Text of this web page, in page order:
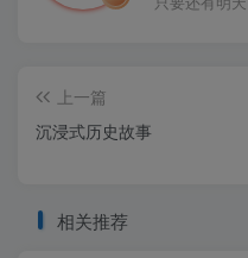
上一篇
沉浸式历史故事
相关推荐